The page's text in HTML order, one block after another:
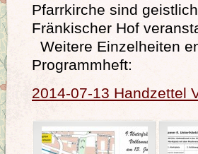
Pfarrkirche sind
Fränkischer Hof
Weitere Einzelheiten
Programmheft:
2014-07-13 Handzettel